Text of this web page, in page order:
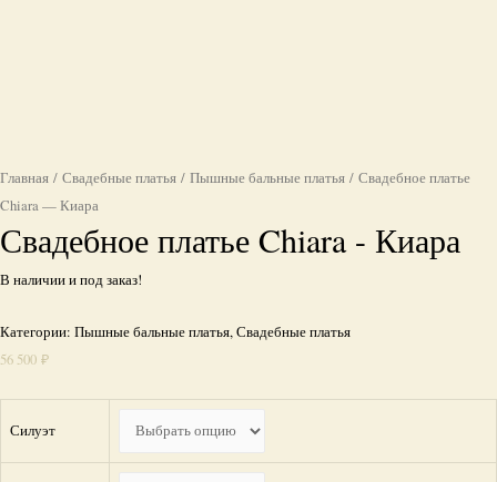
Главная / Свадебные платья / Пышные бальные платья / Свадебное платье
Chiara — Киара
Свадебное платье Chiara - Киара
В наличии и под заказ!
Категории: Пышные бальные платья,Свадебные платья
56 500 ₽
Силуэт